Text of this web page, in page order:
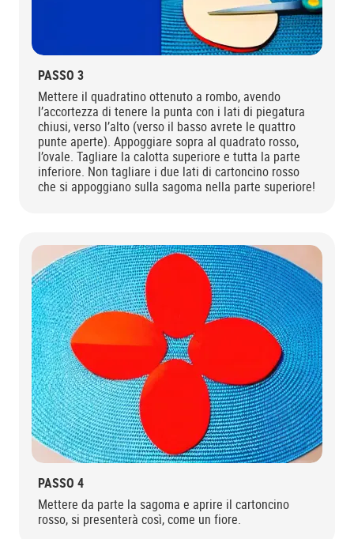
PASSO 3
Mettere il quadratino ottenuto a rombo, avendo
l’accortezza di tenere la punta con i lati di piegatura
chiusi, verso l’alto (verso il basso avrete le quattro
punte aperte). Appoggiare sopra al quadrato rosso,
l’ovale. Tagliare la calotta superiore e tutta la parte
inferiore. Non tagliare i due lati di cartoncino rosso
che si appoggiano sulla sagoma nella parte superiore!
PASSO 4
Mettere da parte la sagoma e aprire il cartoncino
rosso, si presenterà così, come un fiore.